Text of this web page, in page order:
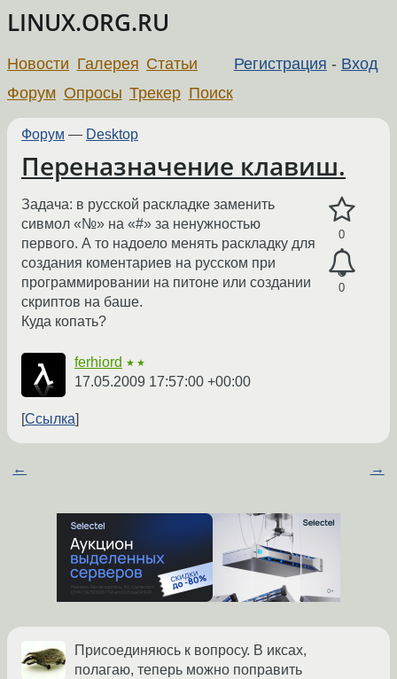
LINUX.ORG.RU
Регистрация - Вход
Новости Галерея Статьи
Форум Опросы Трекер Поиск
Форум — Desktop
Переназначение клавиш.
0
0
Задача: в русской раскладке заменить
сивмол «№» на «#» за ненужностью
первого. А то надоело менять раскладку для
создания коментариев на русском при
программировании на питоне или создании
скриптов на баше.
Куда копать?
ferhiord ★★
17.05.2009 17:57:00 +00:00
Ссылка
← →
Присоединяюсь к вопросу. В иксах,
полагаю, теперь можно поправить